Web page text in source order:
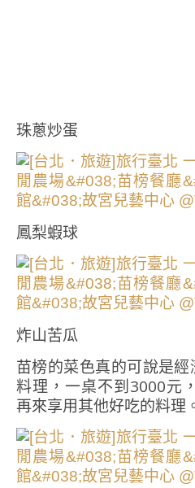
珠蔥炒蛋
鳳梨蝦球
炸山苦瓜
苗榜的菜色真的可說是
料理，一桌不到3000元
再來享用其他好吃的料理